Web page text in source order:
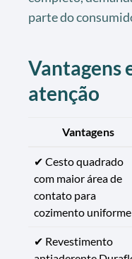
parte do
Vantagens
atenção
Vantagens
✔ Cesto quadrado
com maior área de
contato para
cozimento uniforme
✔ Revestimento